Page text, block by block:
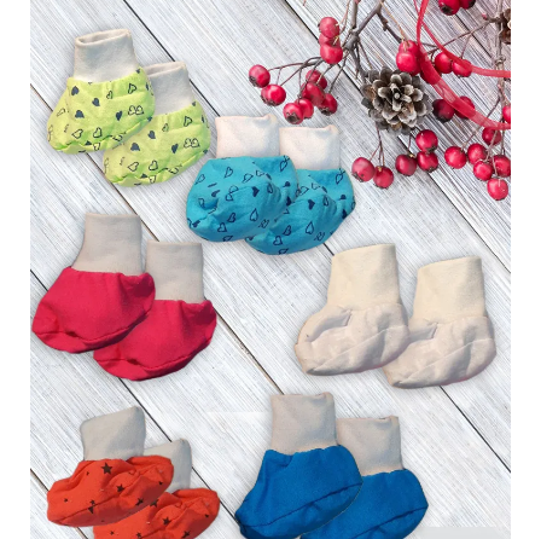
Обмен и возврат
Оптовикам
Контакты
Пн-Пт: с 8.00 до 17.00
(097) 779 44 39
Виктория
(097) 779 44 39
sofiyatextil@gmail.com
г. Горишние Плавни, ул. Строна 3, 2 этаж, София Текстиль